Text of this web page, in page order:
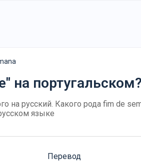
на португальском?
на русский. Какого рода fim de
языке
Перевод